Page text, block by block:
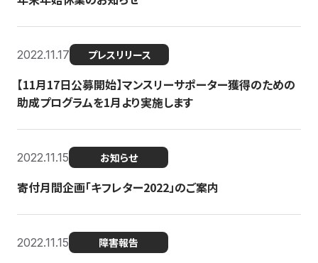
2022.11.17 プレスリリース
【11月17日公募開始】マンスリーサポーター獲得のための
助成プログラムを1月より実施します
2022.11.15 お知らせ
寄付月間企画「キフレター2022」のご案内
2022.11.15 障害報告